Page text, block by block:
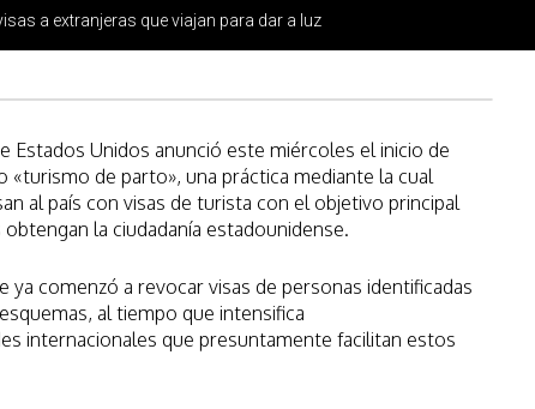
a extranjeras que viajan para dar a luz
Estados Unidos anunció este miércoles el inicio de
«turismo de parto», una práctica mediante la cual
al país con visas de turista con el objetivo principal
la ciudadanía estadounidense.
ya comenzó a revocar visas de personas identificadas
al tiempo que intensifica
internacionales que presuntamente facilitan estos